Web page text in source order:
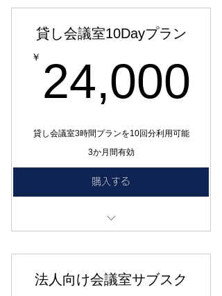
このチケットは30日間有効です。自動更新で
はありません。来月もご利用の際は再度ご購
貸し会議室10Dayプラン
￥ 24,000
貸し会議室3時間プランを10回分利用可能
3か月間有効
購入する
3時間×10回
法人向け会議室サブスク